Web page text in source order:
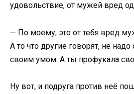
удовольствие, от мужей вред
— По моему, это от тебя вред
А то что другие говорят, не
своим умом. А ты профукала
Ну вот, и подруга против неё